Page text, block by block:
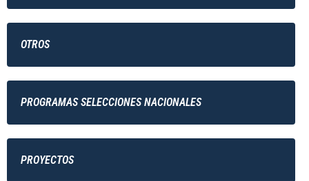
OTROS
PROGRAMAS SELECCIONES NACIONALES
PROYECTOS